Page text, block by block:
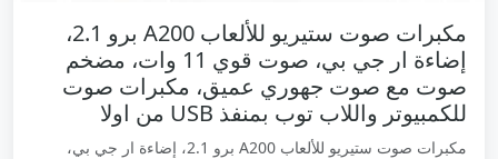
مكبرات صوت ستيريو للألعاب A200 برو 2.1،
إضاءة ار جي بي، صوت قوي 11 وات، مضخم
صوت مع صوت جهوري عميق، مكبرات صوت
للكمبيوتر واللاب توب بمنفذ USB من اولا
مكبرات صوت ستيريو للألعاب A200 برو 2.1، إضاءة ار جي بي،